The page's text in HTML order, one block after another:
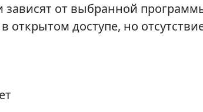
зависят от выбранной
доступе, но